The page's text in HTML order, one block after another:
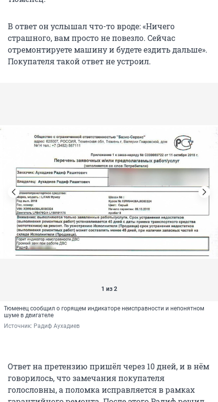
В ответ он услышал что-то вроде: «Ничего
страшного, вам просто не повезло. Сейчас
отремонтируете машину и будете ездить дальше».
Покупателя такой ответ не устроил.
1 из 2
Тюменец сообщил о горящем индикаторе неисправности и непонятном
шуме в двигателе
Источник: Радиф Аухадиев
Ответ на претензию пришёл через 10 дней, и в нём
говорилось, что замечания покупателя
голословны, а поломка исправляется в рамках